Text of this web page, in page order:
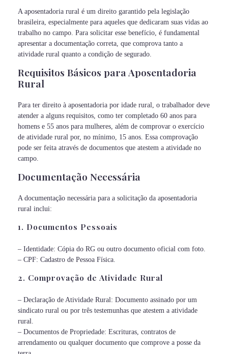
A aposentadoria rural é um direito garantido pela legislação
brasileira, especialmente para aqueles que dedicaram suas vidas ao
trabalho no campo. Para solicitar esse benefício, é fundamental
apresentar a documentação correta, que comprova tanto a
atividade rural quanto a condição de segurado.
Requisitos Básicos para Aposentadoria
Rural
Para ter direito à aposentadoria por idade rural, o trabalhador deve
atender a alguns requisitos, como ter completado 60 anos para
homens e 55 anos para mulheres, além de comprovar o exercício
de atividade rural por, no mínimo, 15 anos. Essa comprovação
pode ser feita através de documentos que atestem a atividade no
campo.
Documentação Necessária
A documentação necessária para a solicitação da aposentadoria
rural inclui:
1. Documentos Pessoais
– Identidade: Cópia do RG ou outro documento oficial com foto.
– CPF: Cadastro de Pessoa Física.
2. Comprovação de Atividade Rural
– Declaração de Atividade Rural: Documento assinado por um
sindicato rural ou por três testemunhas que atestem a atividade
rural.
– Documentos de Propriedade: Escrituras, contratos de
arrendamento ou qualquer documento que comprove a posse da